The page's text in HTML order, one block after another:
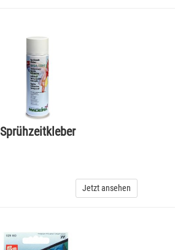
Sprühzeitkleber
Jetzt ansehen